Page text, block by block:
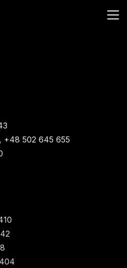
+48 502 645 655